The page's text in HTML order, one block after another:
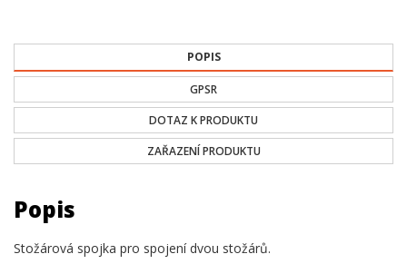
POPIS
GPSR
DOTAZ K PRODUKTU
ZAŘAZENÍ PRODUKTU
Popis
Stožárová spojka pro spojení dvou stožárů.